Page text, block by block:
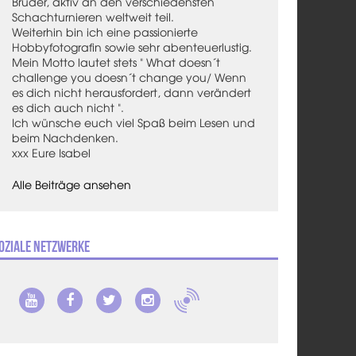
Schachturnieren weltweit teil.
Weiterhin bin ich eine passionierte
Hobbyfotografin sowie sehr abenteuerlustig.
Mein Motto lautet stets " What doesn´t
challenge you doesn´t change you/ Wenn
es dich nicht herausfordert, dann verändert
es dich auch nicht ".
Ich wünsche euch viel Spaß beim Lesen und
beim Nachdenken.
xxx Eure Isabel
Alle Beiträge ansehen
Netzwerke